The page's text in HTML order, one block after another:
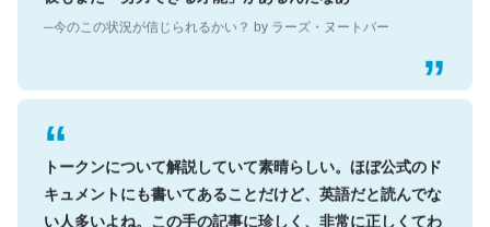
─今のこの状況が信じられるかい？ by ラーズ・ヌートバー
トークンについて解説していて素晴らしい。ほぼ公式のド
キュメントにも書いてあることだけど、英語だと読んでな
い人多いよね。この手の記事に珍しく、非常に正しくてわ